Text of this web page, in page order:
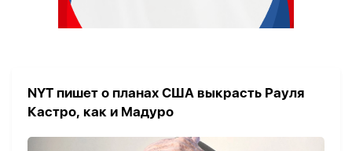
NYT пишет о планах США выкрасть Рауля
Кастро, как и Мадуро